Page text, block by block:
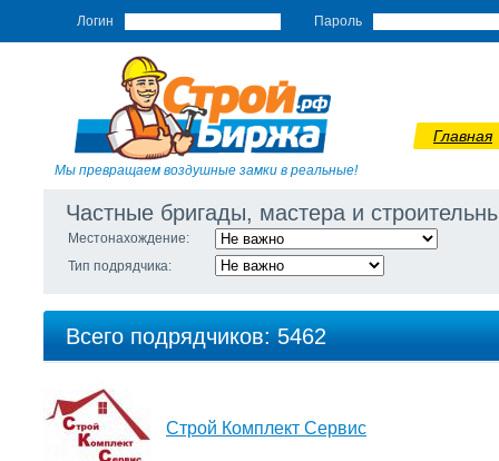
Логин Пароль
Мы превращаем воздушные замки в реальные!
Главная
Частные бригады, мастера и
Местонахождение:
Тип подрядчика:
Всего подрядчиков: 5462
Cтрой Комплект Сервис